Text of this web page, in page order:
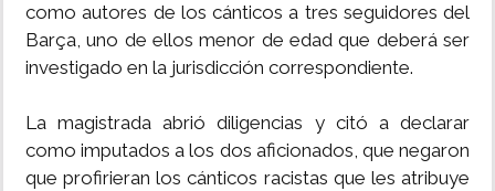
como autores de los cánticos a tres seguidores del
Barça, uno de ellos menor de edad que deberá ser
investigado en la jurisdicción correspondiente.
La magistrada abrió diligencias y citó a declarar
como imputados a los dos aficionados, que negaron
que profirieran los cánticos racistas que les atribuye